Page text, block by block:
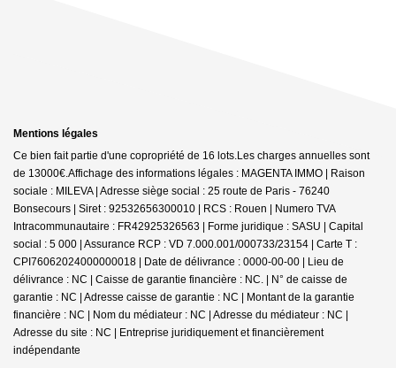
Mentions légales
Ce bien fait partie d'une copropriété de 16 lots.Les charges annuelles sont
de 13000€.Affichage des informations légales : MAGENTA IMMO | Raison
sociale : MILEVA | Adresse siège social : 25 route de Paris - 76240
Bonsecours | Siret : 92532656300010 | RCS : Rouen | Numero TVA
Intracommunautaire : FR42925326563 | Forme juridique : SASU | Capital
social : 5 000 | Assurance RCP : VD 7.000.001/000733/23154 | Carte T :
CPI76062024000000018 | Date de délivrance : 0000-00-00 | Lieu de
délivrance : NC | Caisse de garantie financière : NC. | N° de caisse de
garantie : NC | Adresse caisse de garantie : NC | Montant de la garantie
financière : NC | Nom du médiateur : NC | Adresse du médiateur : NC |
Adresse du site : NC | Entreprise juridiquement et financièrement
indépendante